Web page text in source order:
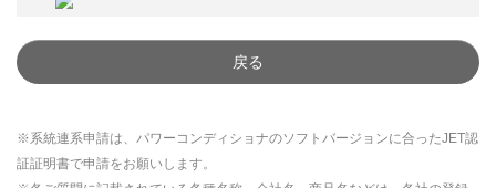
戻る
※系統連系申請は、パワーコンディショナのソフトバージョンに合ったJET認
証証明書で申請をお願いします。